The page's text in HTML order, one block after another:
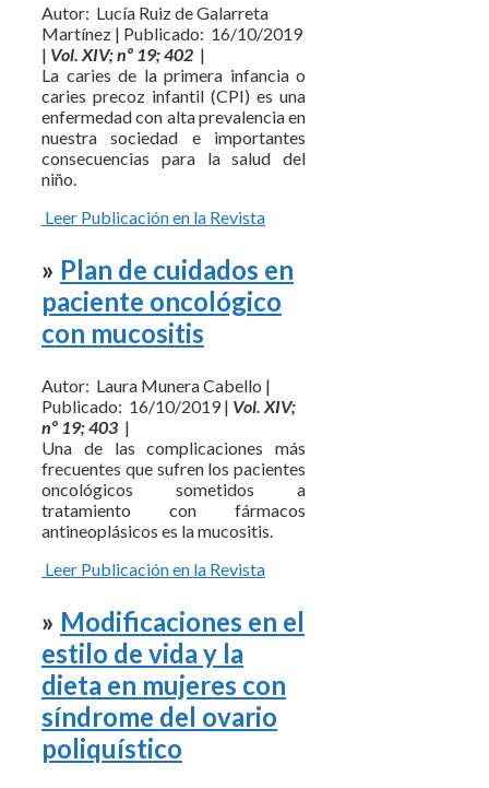
Autor: Lucía Ruiz de Galarreta
Martínez | Publicado: 16/10/2019
| Vol. XIV; nº 19; 402 |
La caries de la primera infancia o
caries precoz infantil (CPI) es una
enfermedad con alta prevalencia en
nuestra sociedad e importantes
consecuencias para la salud del
niño.
Leer Publicación en la Revista
» Plan de cuidados en
paciente oncológico
con mucositis
Autor: Laura Munera Cabello |
Publicado: 16/10/2019 | Vol. XIV;
nº 19; 403 |
Una de las complicaciones más
frecuentes que sufren los pacientes
oncológicos sometidos a
tratamiento con fármacos
antineoplásicos es la mucositis.
Leer Publicación en la Revista
» Modificaciones en el
estilo de vida y la
dieta en mujeres con
síndrome del ovario
poliquístico